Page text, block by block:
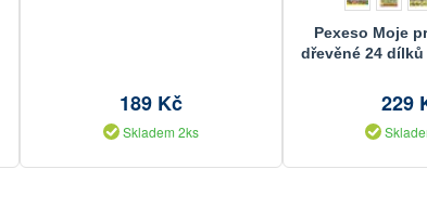
189 Kč
Skladem 2ks
Pexeso Moje
dřevěné 24
12m+
229